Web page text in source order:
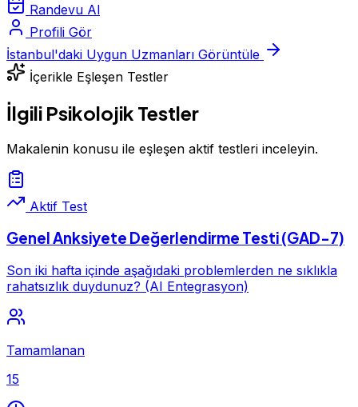
Randevu Al
Profili Gör
İstanbul'daki Uygun Uzmanları Görüntüle
İçerikle Eşleşen Testler
İlgili Psikolojik Testler
Makalenin konusu ile eşleşen aktif testleri inceleyin.
Aktif Test
Genel Anksiyete Değerlendirme Testi (GAD-7)
Son iki hafta içinde aşağıdaki problemlerden ne sıklıkla
rahatsızlık duydunuz? (AI Entegrasyon)
Tamamlanan
15